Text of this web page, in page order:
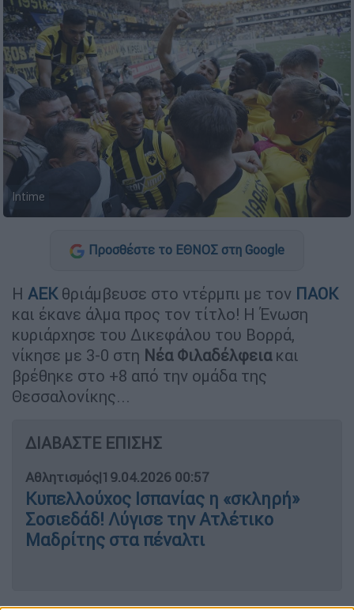
Intime
Προσθέστε το ΕΘΝΟΣ στη Google
Η ΑΕΚθριάμβευσε στο ντέρμπι με τον ΠΑΟΚ
και έκανε άλμα προς τον τίτλο! Η Ένωση
κυριάρχησε του Δικεφάλου του Βορρά,
νίκησε με 3-0 στη Νέα Φιλαδέλφειακαι
βρέθηκε στο +8 από την ομάδα της
Θεσσαλονίκης...
ΔΙΑΒΑΣΤΕ ΕΠΙΣΗΣ
Αθλητισμός|19.04.2026 00:57
Κυπελλούχος Ισπανίας η «σκληρή»
Σοσιεδάδ! Λύγισε την Ατλέτικο
Μαδρίτης στα πέναλτι